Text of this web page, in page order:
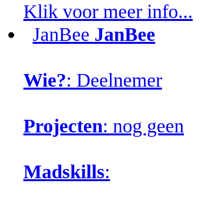
Klik voor meer info...
JanBee JanBee
Wie?: Deelnemer
Projecten: nog geen
Madskills: